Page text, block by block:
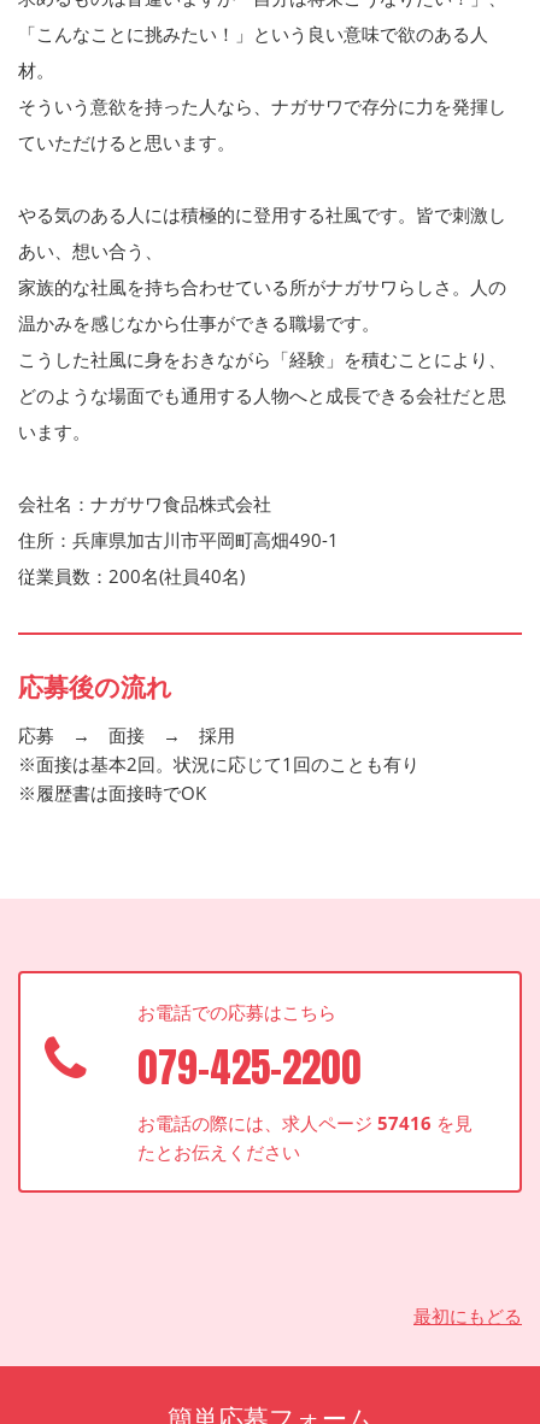
「こんなことに挑みたい！」という良い意味で欲のある人
材。
そういう意欲を持った人なら、ナガサワで存分に力を発揮し
ていただけると思います。
やる気のある人には積極的に登用する社風です。皆で刺激し
あい、想い合う、
家族的な社風を持ち合わせている所がナガサワらしさ。人の
温かみを感じなから仕事ができる職場です。
こうした社風に身をおきながら「経験」を積むことにより、
どのような場面でも通用する人物へと成長できる会社だと思
います。
会社名：ナガサワ食品株式会社
住所：兵庫県加古川市平岡町高畑490-1
従業員数：200名(社員40名)
応募後の流れ
応募 → 面接 → 採用
※面接は基本2回。状況に応じて1回のことも有り
※履歴書は面接時でOK
お電話での応募はこちら
079-425-2200
お電話の際には、求人ページ57416 を見
たとお伝えください
最初にもどる